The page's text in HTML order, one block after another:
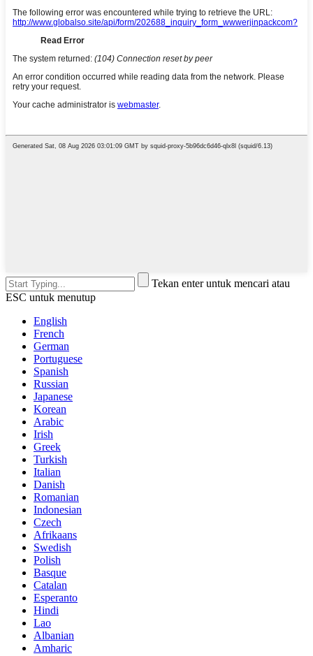
Tekan enter untuk mencari atau
ESC untuk menutup
English
French
German
Portuguese
Spanish
Russian
Japanese
Korean
Arabic
Irish
Greek
Turkish
Italian
Danish
Romanian
Indonesian
Czech
Afrikaans
Swedish
Polish
Basque
Catalan
Esperanto
Hindi
Lao
Albanian
Amharic